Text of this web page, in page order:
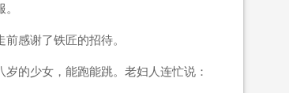
感谢了铁匠的招待。
的少女，能跑能跳。老妇人连忙说：